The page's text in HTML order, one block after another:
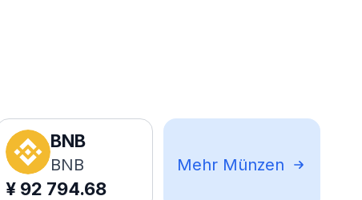
BNB
BNB
¥ 92 794.68
Mehr Münzen